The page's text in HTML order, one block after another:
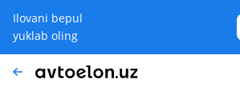
Ilovani bepul
yuklab oling